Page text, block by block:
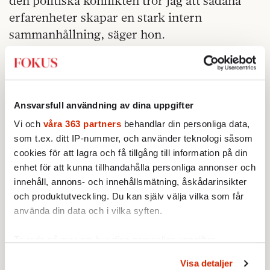
Ansvarsfull användning av dina uppgifter
Vi och våra 363 partners behandlar din personliga data,
som t.ex. ditt IP-nummer, och använder teknologi såsom
cookies för att lagra och få tillgång till information på din
enhet för att kunna tillhandahålla personliga annonser och
innehåll, annons- och innehållsmätning, åskådarinsikter
och produktutveckling. Du kan själv välja vilka som får
använda din data och i vilka syften.
Visa detaljer
erfarenheter skapar en stark intern
sammanhållning, säger hon.
Det egna beslutet att lämna M för SD hade
mycket att göra med hennes egen livshistoria.
kommer från en svår uppväxt präglad av
missbruk, psykisk ohälsa och utsatthet.
Synen på barns rättigheter var framför allt
det som ledde fram till partibytet, eftersom
hon upplevde att SD profilerat sig tydligare i
de frågorna.
att de har tagit upp de här frågorna, som har